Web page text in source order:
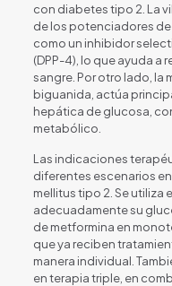
con diabetes tipo 2. La
de los potenciadores
como un inhibidor
(DPP-4), lo que ayuda a
sangre. Por otro lado, la
biguanida, actúa
hepática de glucosa,
metabólico.
Las indicaciones
diferentes escenarios
mellitus tipo 2. Se
adecuadamente su
de metformina en
que ya reciben
manera individual.
en terapia triple, en